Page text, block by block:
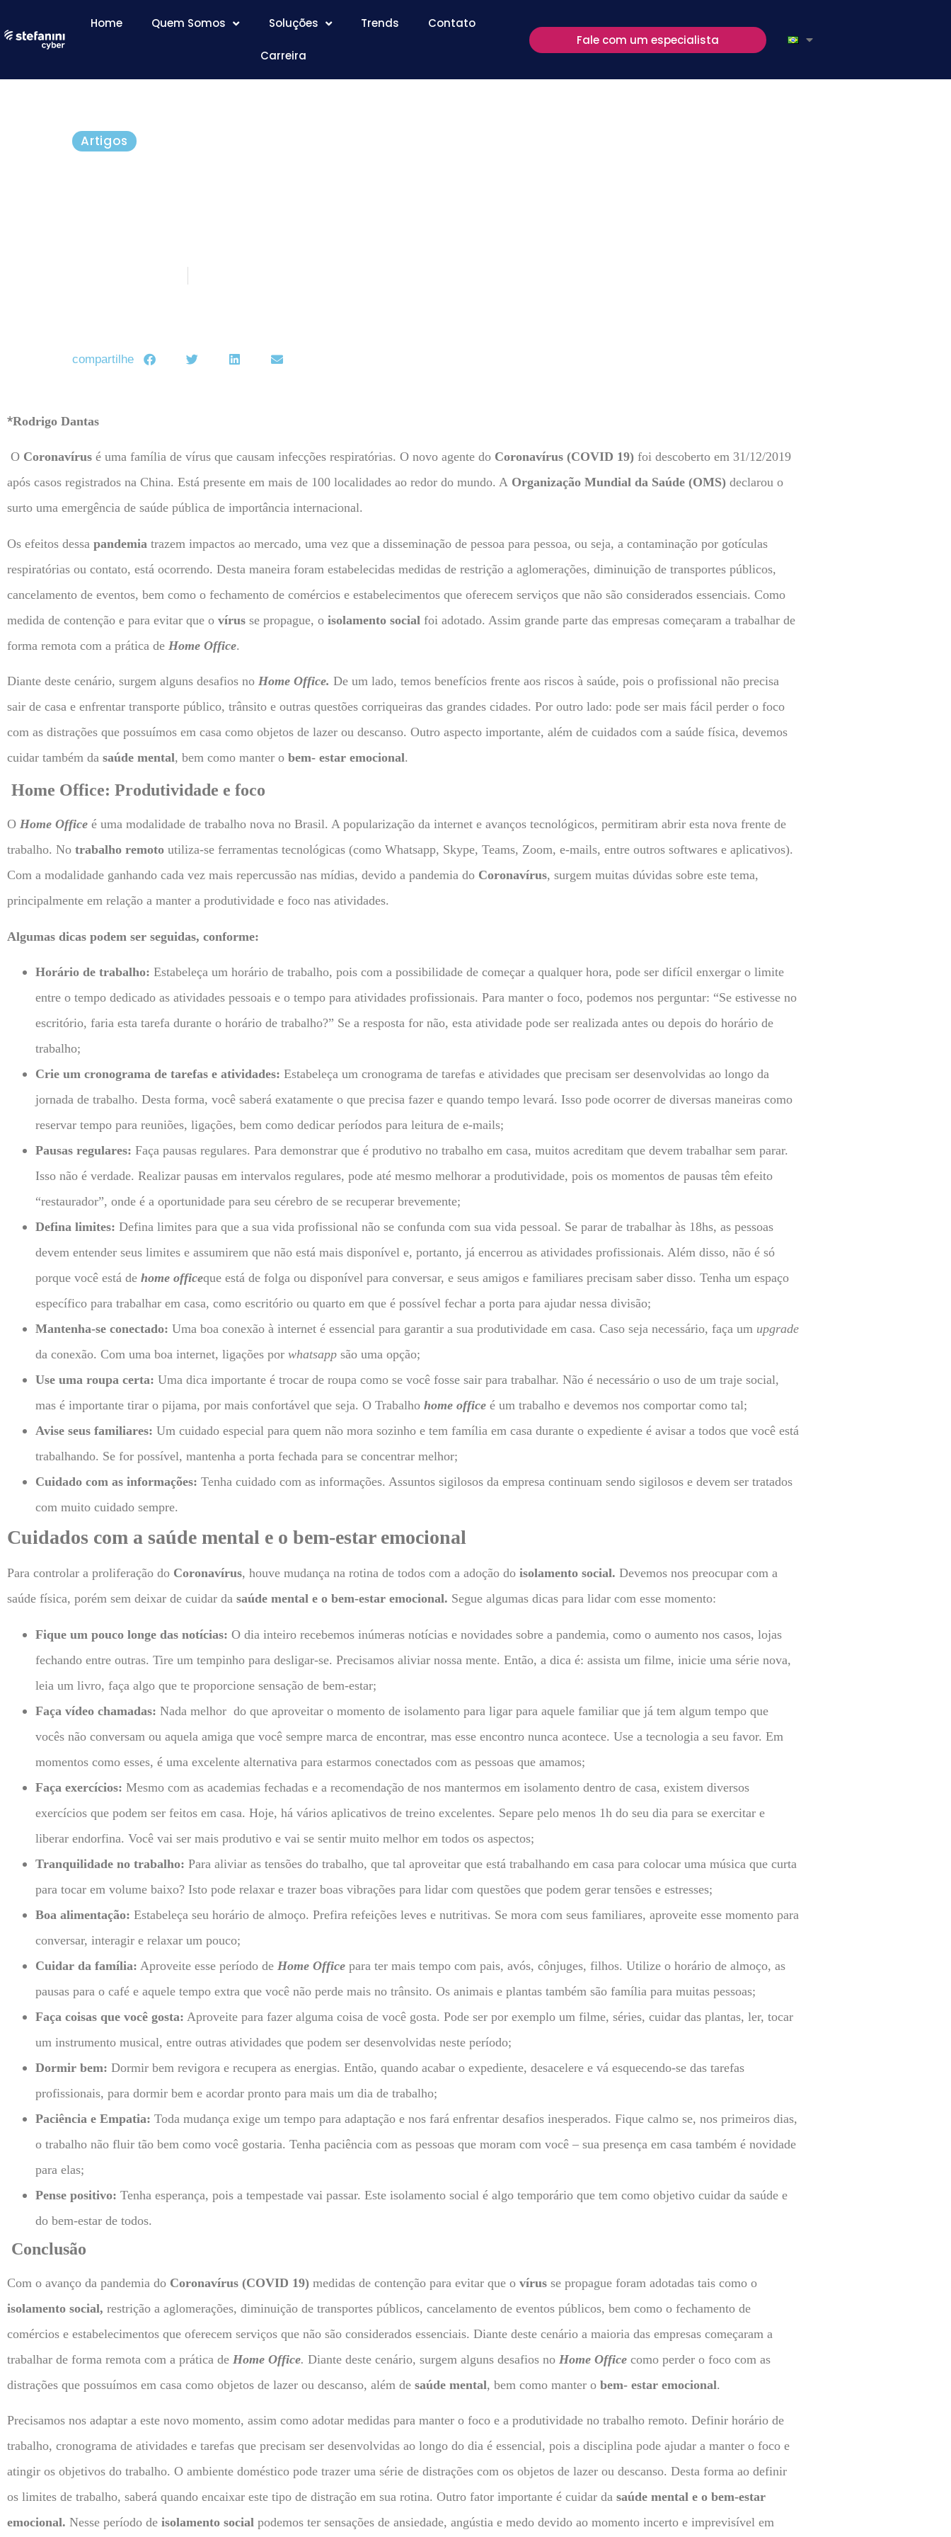
Home Quem Somos Soluções Trends Contato
Carreira
Fale com um especialista
Artigos
compartilhe
*Rodrigo Dantas
O Coronavírus é uma família de vírus que causam infecções respiratórias. O novo agente do Coronavírus (COVID 19) foi descoberto em 31/12/2019
após casos registrados na China. Está presente em mais de 100 localidades ao redor do mundo. A Organização Mundial da Saúde (OMS) declarou o
surto uma emergência de saúde pública de importância internacional.
Os efeitos dessa pandemia trazem impactos ao mercado, uma vez que a disseminação de pessoa para pessoa, ou seja, a contaminação por gotículas
respiratórias ou contato, está ocorrendo. Desta maneira foram estabelecidas medidas de restrição a aglomerações, diminuição de transportes públicos,
cancelamento de eventos, bem como o fechamento de comércios e estabelecimentos que oferecem serviços que não são considerados essenciais. Como
medida de contenção e para evitar que o vírus se propague, o isolamento social foi adotado. Assim grande parte das empresas começaram a trabalhar de
forma remota com a prática de Home Office.
Diante deste cenário, surgem alguns desafios no Home Office. De um lado, temos benefícios frente aos riscos à saúde, pois o profissional não precisa
sair de casa e enfrentar transporte público, trânsito e outras questões corriqueiras das grandes cidades. Por outro lado: pode ser mais fácil perder o foco
com as distrações que possuímos em casa como objetos de lazer ou descanso. Outro aspecto importante, além de cuidados com a saúde física, devemos
cuidar também da saúde mental, bem como manter o bem- estar emocional.
Home Office: Produtividade e foco
O Home Office é uma modalidade de trabalho nova no Brasil. A popularização da internet e avanços tecnológicos, permitiram abrir esta nova frente de
trabalho. No trabalho remoto utiliza-se ferramentas tecnológicas (como Whatsapp, Skype, Teams, Zoom, e-mails, entre outros softwares e aplicativos).
Com a modalidade ganhando cada vez mais repercussão nas mídias, devido a pandemia do Coronavírus, surgem muitas dúvidas sobre este tema,
principalmente em relação a manter a produtividade e foco nas atividades.
Algumas dicas podem ser seguidas, conforme:
Horário de trabalho: Estabeleça um horário de trabalho, pois com a possibilidade de começar a qualquer hora, pode ser difícil enxergar o limite
entre o tempo dedicado as atividades pessoais e o tempo para atividades profissionais. Para manter o foco, podemos nos perguntar: “Se estivesse no
escritório, faria esta tarefa durante o horário de trabalho?” Se a resposta for não, esta atividade pode ser realizada antes ou depois do horário de
trabalho;
Crie um cronograma de tarefas e atividades: Estabeleça um cronograma de tarefas e atividades que precisam ser desenvolvidas ao longo da
jornada de trabalho. Desta forma, você saberá exatamente o que precisa fazer e quando tempo levará. Isso pode ocorrer de diversas maneiras como
reservar tempo para reuniões, ligações, bem como dedicar períodos para leitura de e-mails;
Pausas regulares: Faça pausas regulares. Para demonstrar que é produtivo no trabalho em casa, muitos acreditam que devem trabalhar sem parar.
Isso não é verdade. Realizar pausas em intervalos regulares, pode até mesmo melhorar a produtividade, pois os momentos de pausas têm efeito
“restaurador”, onde é a oportunidade para seu cérebro de se recuperar brevemente;
Defina limites: Defina limites para que a sua vida profissional não se confunda com sua vida pessoal. Se parar de trabalhar às 18hs, as pessoas
devem entender seus limites e assumirem que não está mais disponível e, portanto, já encerrou as atividades profissionais. Além disso, não é só
porque você está de home officeque está de folga ou disponível para conversar, e seus amigos e familiares precisam saber disso. Tenha um espaço
específico para trabalhar em casa, como escritório ou quarto em que é possível fechar a porta para ajudar nessa divisão;
Mantenha-se conectado: Uma boa conexão à internet é essencial para garantir a sua produtividade em casa. Caso seja necessário, faça um upgrade
da conexão. Com uma boa internet, ligações por whatsapp são uma opção;
Use uma roupa certa: Uma dica importante é trocar de roupa como se você fosse sair para trabalhar. Não é necessário o uso de um traje social,
mas é importante tirar o pijama, por mais confortável que seja. O Trabalho home office é um trabalho e devemos nos comportar como tal;
Avise seus familiares: Um cuidado especial para quem não mora sozinho e tem família em casa durante o expediente é avisar a todos que você está
trabalhando. Se for possível, mantenha a porta fechada para se concentrar melhor;
Cuidado com as informações: Tenha cuidado com as informações. Assuntos sigilosos da empresa continuam sendo sigilosos e devem ser tratados
com muito cuidado sempre.
Cuidados com a saúde mental e o bem-estar emocional
Para controlar a proliferação do Coronavírus, houve mudança na rotina de todos com a adoção do isolamento social. Devemos nos preocupar com a
saúde física, porém sem deixar de cuidar da saúde mental e o bem-estar emocional. Segue algumas dicas para lidar com esse momento:
Fique um pouco longe das notícias: O dia inteiro recebemos inúmeras notícias e novidades sobre a pandemia, como o aumento nos casos, lojas
fechando entre outras. Tire um tempinho para desligar-se. Precisamos aliviar nossa mente. Então, a dica é: assista um filme, inicie uma série nova,
leia um livro, faça algo que te proporcione sensação de bem-estar;
Faça vídeo chamadas: Nada melhor do que aproveitar o momento de isolamento para ligar para aquele familiar que já tem algum tempo que
vocês não conversam ou aquela amiga que você sempre marca de encontrar, mas esse encontro nunca acontece. Use a tecnologia a seu favor. Em
momentos como esses, é uma excelente alternativa para estarmos conectados com as pessoas que amamos;
Faça exercícios: Mesmo com as academias fechadas e a recomendação de nos mantermos em isolamento dentro de casa, existem diversos
exercícios que podem ser feitos em casa. Hoje, há vários aplicativos de treino excelentes. Separe pelo menos 1h do seu dia para se exercitar e
liberar endorfina. Você vai ser mais produtivo e vai se sentir muito melhor em todos os aspectos;
Tranquilidade no trabalho: Para aliviar as tensões do trabalho, que tal aproveitar que está trabalhando em casa para colocar uma música que curta
para tocar em volume baixo? Isto pode relaxar e trazer boas vibrações para lidar com questões que podem gerar tensões e estresses;
Boa alimentação: Estabeleça seu horário de almoço. Prefira refeições leves e nutritivas. Se mora com seus familiares, aproveite esse momento para
conversar, interagir e relaxar um pouco;
Cuidar da família: Aproveite esse período de Home Office para ter mais tempo com pais, avós, cônjuges, filhos. Utilize o horário de almoço, as
pausas para o café e aquele tempo extra que você não perde mais no trânsito. Os animais e plantas também são família para muitas pessoas;
Faça coisas que você gosta: Aproveite para fazer alguma coisa de você gosta. Pode ser por exemplo um filme, séries, cuidar das plantas, ler, tocar
um instrumento musical, entre outras atividades que podem ser desenvolvidas neste período;
Dormir bem: Dormir bem revigora e recupera as energias. Então, quando acabar o expediente, desacelere e vá esquecendo-se das tarefas
profissionais, para dormir bem e acordar pronto para mais um dia de trabalho;
Paciência e Empatia: Toda mudança exige um tempo para adaptação e nos fará enfrentar desafios inesperados. Fique calmo se, nos primeiros dias,
o trabalho não fluir tão bem como você gostaria. Tenha paciência com as pessoas que moram com você – sua presença em casa também é novidade
para elas;
Pense positivo: Tenha esperança, pois a tempestade vai passar. Este isolamento social é algo temporário que tem como objetivo cuidar da saúde e
do bem-estar de todos.
Conclusão
Com o avanço da pandemia do Coronavírus (COVID 19) medidas de contenção para evitar que o vírus se propague foram adotadas tais como o
isolamento social, restrição a aglomerações, diminuição de transportes públicos, cancelamento de eventos públicos, bem como o fechamento de
comércios e estabelecimentos que oferecem serviços que não são considerados essenciais. Diante deste cenário a maioria das empresas começaram a
trabalhar de forma remota com a prática de Home Office. Diante deste cenário, surgem alguns desafios no Home Office como perder o foco com as
distrações que possuímos em casa como objetos de lazer ou descanso, além de saúde mental, bem como manter o bem- estar emocional.
Precisamos nos adaptar a este novo momento, assim como adotar medidas para manter o foco e a produtividade no trabalho remoto. Definir horário de
trabalho, cronograma de atividades e tarefas que precisam ser desenvolvidas ao longo do dia é essencial, pois a disciplina pode ajudar a manter o foco e
atingir os objetivos do trabalho. O ambiente doméstico pode trazer uma série de distrações com os objetos de lazer ou descanso. Desta forma ao definir
os limites de trabalho, saberá quando encaixar este tipo de distração em sua rotina. Outro fator importante é cuidar da saúde mental e o bem-estar
emocional. Nesse período de isolamento social podemos ter sensações de ansiedade, angústia e medo devido ao momento incerto e imprevisível em